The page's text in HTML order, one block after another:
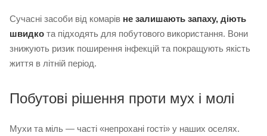
Сучасні засоби від комарів не залишають запаху, діють
швидко та підходять для побутового використання. Вони
знижують ризик поширення інфекцій та покращують якість
життя в літній період.
Побутові рішення проти мух і молі
Мухи та міль — часті «непрохані гості» у наших оселях.